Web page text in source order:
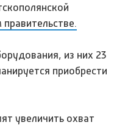
из них 23
приобрести
увеличить охват